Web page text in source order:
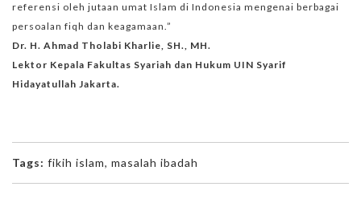
referensi oleh jutaan umat Islam di Indonesia mengenai berbagai
persoalan fiqh dan keagamaan.”
Dr. H. Ahmad Tholabi Kharlie, SH., MH.
Lektor Kepala Fakultas Syariah dan Hukum UIN Syarif
Hidayatullah Jakarta.
Tags: fikih islam, masalah ibadah